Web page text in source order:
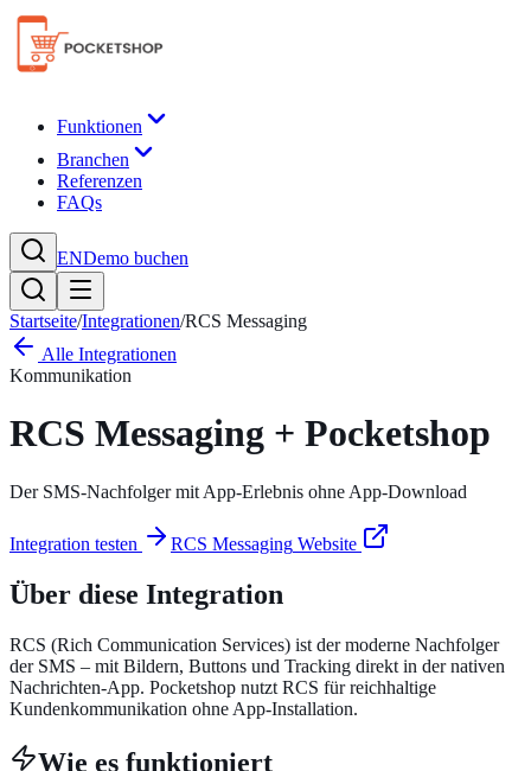
Funktionen
Branchen
Referenzen
FAQs
ENDemo buchen
Startseite/Integrationen/RCS Messaging
Alle Integrationen
Kommunikation
RCS Messaging + Pocketshop
Der SMS-Nachfolger mit App-Erlebnis ohne App-Download
Integration testen RCS Messaging Website
Über diese Integration
RCS (Rich Communication Services) ist der moderne Nachfolger
der SMS – mit Bildern, Buttons und Tracking direkt in der nativen
Nachrichten-App. Pocketshop nutzt RCS für reichhaltige
Kundenkommunikation ohne App-Installation.
Wie es funktioniert